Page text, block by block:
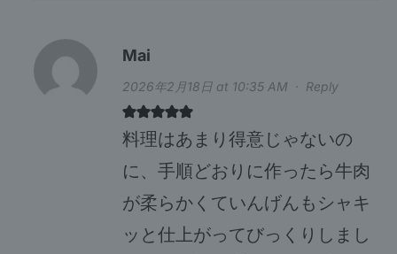
Mai
2026年2月18日 at 10:35 AM · Reply
料理はあまり得意じゃないの
に、手順どおりに作ったら牛肉
が柔らかくていんげんもシャキ
ッと仕上がってびっくりしまし